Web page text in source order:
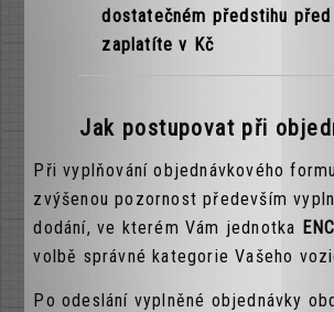
dostatečném předstihu
zaplatíte v Kč
Jak postupovat při
Při vyplňování objednávkového
zvýšenou pozornost především
dodání, ve kterém Vám jednotka
volbě správné kategorie Vašeho
Po odeslání vyplněné objednávky